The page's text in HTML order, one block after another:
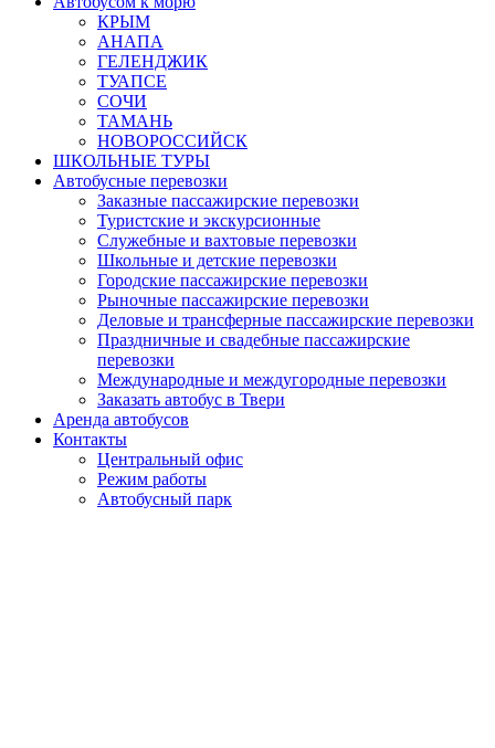
КРЫМ
АНАПА
ГЕЛЕНДЖИК
ТУАПСЕ
СОЧИ
ТАМАНЬ
НОВОРОССИЙСК
ШКОЛЬНЫЕ ТУРЫ
Автобусные перевозки
Заказные пассажирские перевозки
Туристские и экскурсионные
Служебные и вахтовые перевозки
Школьные и детские перевозки
Городские пассажирские перевозки
Рыночные пассажирские перевозки
Деловые и трансферные пассажирские перевозки
Праздничные и свадебные пассажирские
перевозки
Международные и междугородные перевозки
Заказать автобус в Твери
Аренда автобусов
Контакты
Центральный офис
Режим работы
Автобусный парк